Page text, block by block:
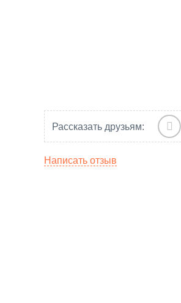
Рассказать друзьям:
Написать отзыв